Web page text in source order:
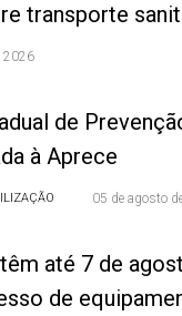
transporte
2026
de
à Aprece
05 de agosto
até 7 de
de